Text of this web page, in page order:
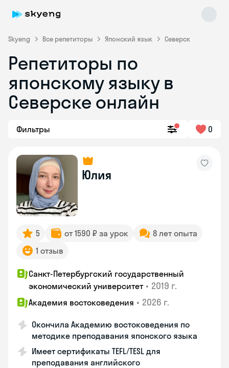
Skyeng Все репетиторы Японский язык Северск
Репетиторы по
японскому языку в
Северске онлайн
Фильтры 0
Юлия
5 от 1590 ₽ за урок
8 лет опыта
1 отзыв
Санкт-Петербургский государственный
экономический университет • 2019 г.
Академия востоковедения • 2026 г.
Окончила Академию востоковедения по
методике преподавания японского языка
Имеет сертификаты TEFL/TESL для
преподавания английского
Skyeng Chat